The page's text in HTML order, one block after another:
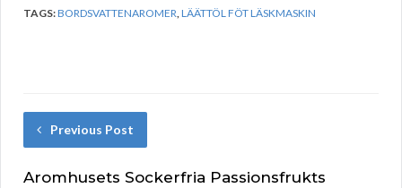
TAGS:BORDSVATTENAROMER,LÄÄTTÖL FÖT LÄSKMASKIN
Previous Post
Aromhusets Sockerfria Passionsfrukts